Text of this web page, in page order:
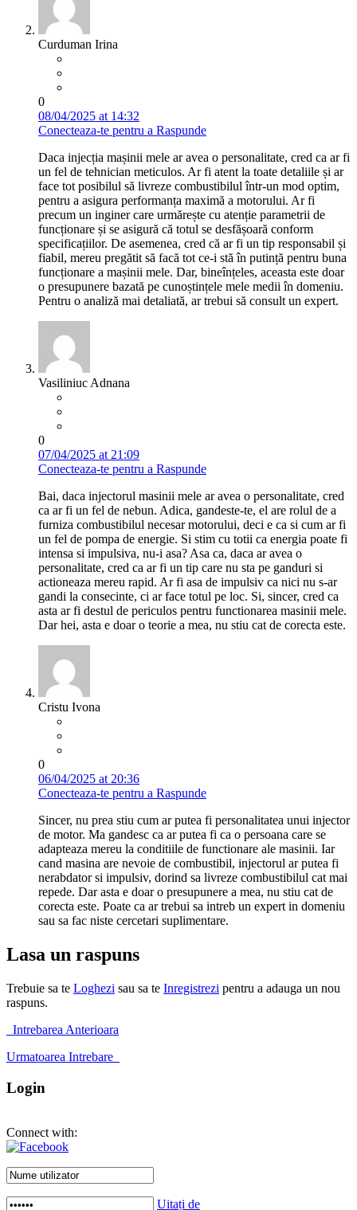
Curduman Irina
0
08/04/2025 at 14:32
Conecteaza-te pentru a Raspunde
Daca injecția mașinii mele ar avea o personalitate, cred ca ar fi
un fel de tehnician meticulos. Ar fi atent la toate detaliile și ar
face tot posibilul să livreze combustibilul într-un mod optim,
pentru a asigura performanța maximă a motorului. Ar fi
precum un inginer care urmărește cu atenție parametrii de
funcționare și se asigură că totul se desfășoară conform
specificațiilor. De asemenea, cred că ar fi un tip responsabil și
fiabil, mereu pregătit să facă tot ce-i stă în putință pentru buna
funcționare a mașinii mele. Dar, bineînțeles, aceasta este doar
o presupunere bazată pe cunoștințele mele medii în domeniu.
Pentru o analiză mai detaliată, ar trebui să consult un expert.
Vasiliniuc Adnana
0
07/04/2025 at 21:09
Conecteaza-te pentru a Raspunde
Bai, daca injectorul masinii mele ar avea o personalitate, cred
ca ar fi un fel de nebun. Adica, gandeste-te, el are rolul de a
furniza combustibilul necesar motorului, deci e ca si cum ar fi
un fel de pompa de energie. Si stim cu totii ca energia poate fi
intensa si impulsiva, nu-i asa? Asa ca, daca ar avea o
personalitate, cred ca ar fi un tip care nu sta pe ganduri si
actioneaza mereu rapid. Ar fi asa de impulsiv ca nici nu s-ar
gandi la consecinte, ci ar face totul pe loc. Si, sincer, cred ca
asta ar fi destul de periculos pentru functionarea masinii mele.
Dar hei, asta e doar o teorie a mea, nu stiu cat de corecta este.
Cristu Ivona
0
06/04/2025 at 20:36
Conecteaza-te pentru a Raspunde
Sincer, nu prea stiu cum ar putea fi personalitatea unui injector
de motor. Ma gandesc ca ar putea fi ca o persoana care se
adapteaza mereu la conditiile de functionare ale masinii. Iar
cand masina are nevoie de combustibil, injectorul ar putea fi
nerabdator si impulsiv, dorind sa livreze combustibilul cat mai
repede. Dar asta e doar o presupunere a mea, nu stiu cat de
corecta este. Poate ca ar trebui sa intreb un expert in domeniu
sau sa fac niste cercetari suplimentare.
Lasa un raspuns
Trebuie sa te Loghezi sau sa te Inregistrezi pentru a adauga un nou
raspuns.
Intrebarea Anterioara
Urmatoarea Intrebare
Login
Connect with:
Uitați de